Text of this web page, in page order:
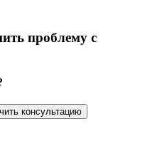
проблему с
консультацию